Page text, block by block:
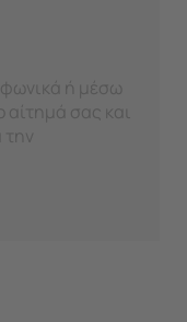
ή μέσω
αίτημά σας και